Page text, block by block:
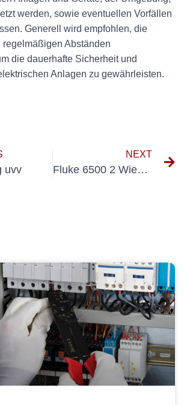
werden, sowie eventuellen Vorfällen
Generell wird empfohlen, die
regelmäßigen Abständen
die dauerhafte Sicherheit und
Anlagen zu gewährleisten.
uvv
NEXT
Fluke 6500 2 Wiederholungsprüfung